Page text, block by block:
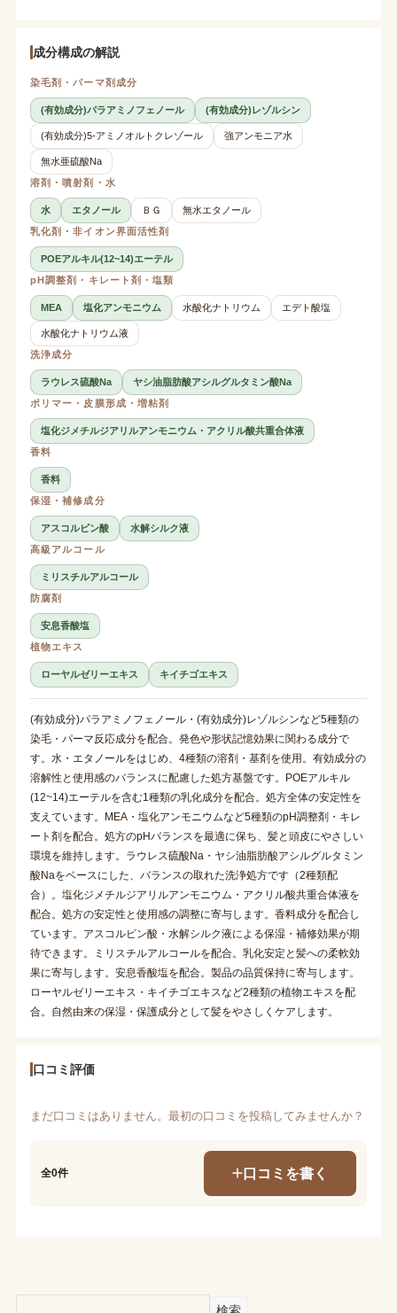
成分構成の解説
染毛剤・パーマ剤成分
(有効成分)パラアミノフェノール (有効成分)レゾルシン
(有効成分)5-アミノオルトクレゾール 強アンモニア水
無水亜硫酸Na
溶剤・噴射剤・水
水 エタノール ＢＧ
無水エタノール
乳化剤・非イオン界面活性剤
POEアルキル(12~14)エーテル
pH調整剤・キレート剤・塩類
MEA 塩化アンモニウム 水酸化ナトリウム エデト酸塩
水酸化ナトリウム液
洗浄成分
ラウレス硫酸Na
ヤシ油脂肪酸アシルグルタミン酸Na
ポリマー・皮膜形成・増粘剤
塩化ジメチルジアリルアンモニウム・アクリル酸共重合体液
香料
香料
保湿・補修成分
アスコルビン酸
水解シルク液
高級アルコール
ミリスチルアルコール
防腐剤
安息香酸塩
植物エキス
ローヤルゼリーエキス キイチゴエキス
(有効成分)パラアミノフェノール・(有効成分)レゾルシンなど5種類の
染毛・パーマ反応成分を配合。発色や形状記憶効果に関わる成分で
す。水・エタノールをはじめ、4種類の溶剤・基剤を使用。有効成分の
溶解性と使用感のバランスに配慮した処方基盤です。POEアルキル
(12~14)エーテルを含む1種類の乳化成分を配合。処方全体の安定性を
支えています。MEA・塩化アンモニウムなど5種類のpH調整剤・キレ
ート剤を配合。処方のpHバランスを最適に保ち、髪と頭皮にやさしい
環境を維持します。ラウレス硫酸Na・ヤシ油脂肪酸アシルグルタミン
酸Naをベースにした、バランスの取れた洗浄処方です（2種類配
合）。塩化ジメチルジアリルアンモニウム・アクリル酸共重合体液を
配合。処方の安定性と使用感の調整に寄与します。香料成分を配合し
ています。アスコルビン酸・水解シルク液による保湿・補修効果が期
待できます。ミリスチルアルコールを配合。乳化安定と髪への柔軟効
果に寄与します。安息香酸塩を配合。製品の品質保持に寄与します。
ローヤルゼリーエキス・キイチゴエキスなど2種類の植物エキスを配
合。自然由来の保湿・保護成分として髪をやさしくケアします。
口コミ評価
まだ口コミはありません。最初の口コミを投稿してみませんか？
全0件 口コミを書く
検索